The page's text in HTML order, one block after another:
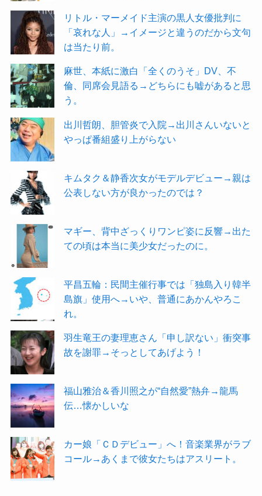
リトル・マーメイド主演の黒人女優批判に
「哀れな人」→イメージと違うのだから文句
は当たり前。
麻世、本紙に激白「全くのうそ」DV、不
倫、同席会見語る→どちらにも嘘があると思
う。
出川哲朗、胆管炎で入院→出川さんいないと
やっぱ番組盛り上がらない
キムタク＆静香次女がモデルデビュー→親は
公表しない方が良かったのでは？
マギー、背中ざっくりワンピ姿に反響→出た
ての頃は本当に美少女だったのに。
平昌五輪：民間主催行事では「独島入り韓半
島旗」使用へ→いや、普通にあかんやろこ
れ。
羽生竜王の妻理恵さん「申し訳ない」衝突事
故を謝罪→そっとしてあげよう！
福山雅治＆香川照之が“自然愛”熱弁→龍馬
伝…懐かしいな
カー娘「ＣＤデビュー」へ！音楽業界がラブ
コール→あくまで彼女たちはアスリート。